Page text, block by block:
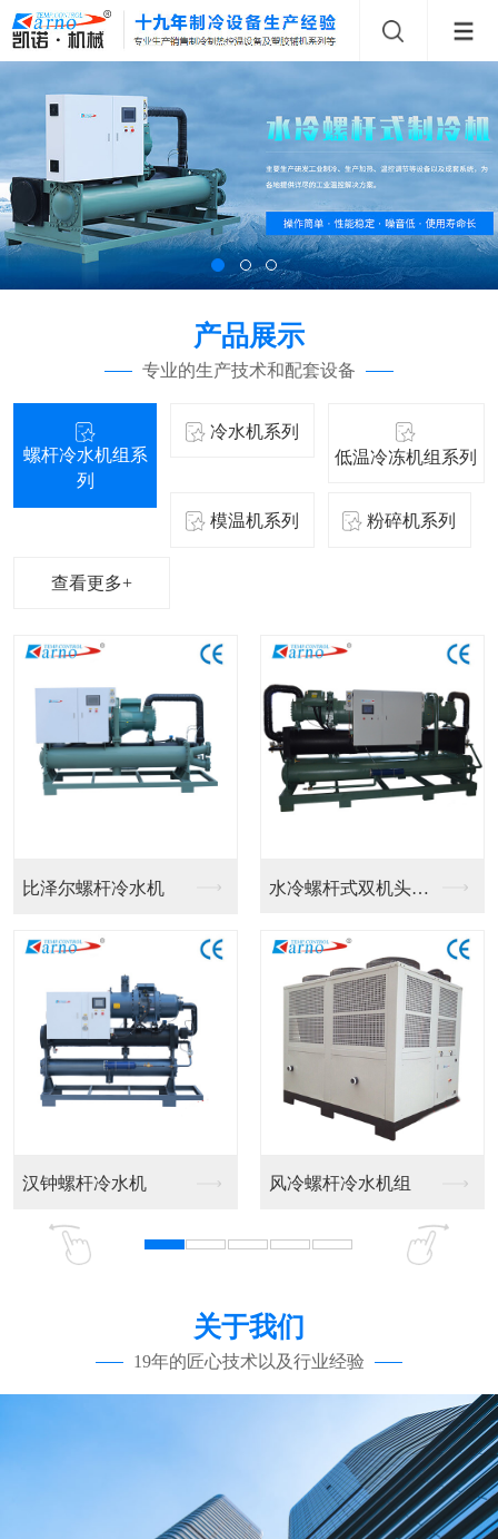
产品展示
专业的生产技术和配套设备
螺杆冷水机组系
列
冷水机系列
低温冷冻机组系列
模温机系列 粉碎机系列
查看更多+
比泽尔螺杆冷水机 水冷螺杆式双机头冷水...
汉钟螺杆冷水机 风冷螺杆冷水机组
关于我们
19年的匠心技术以及行业经验